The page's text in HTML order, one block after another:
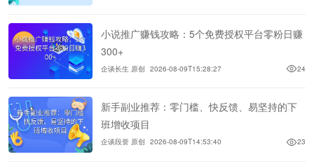
小说推广赚钱攻略：5个免费授权平台零粉日赚
300+
企谈长生 原创 2026-08-09T15:28:27 24
新手副业推荐：零门槛、快反馈、易坚持的下
班增收项目
企谈段誉 原创 2026-08-09T14:53:40 23